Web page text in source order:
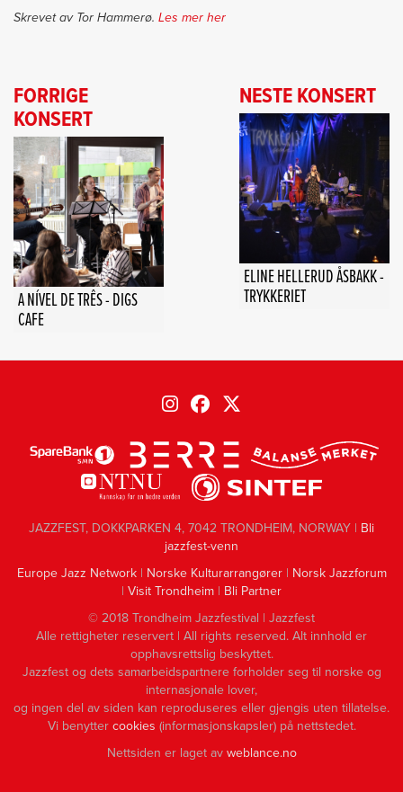
Skrevet av Tor Hammerø. Les mer her
FORRIGE
KONSERT
A NÍVEL DE TRÊS - DIGS
CAFE
NESTE KONSERT
ELINE HELLERUD ÅSBAKK -
TRYKKERIET
JAZZFEST, DOKKPARKEN 4, 7042 TRONDHEIM, NORWAY | Bli
jazzfest-venn
Europe Jazz Network| Norske Kulturarrangører| Norsk Jazzforum
| Visit Trondheim | Bli Partner
© 2018 Trondheim Jazzfestival | Jazzfest
Alle rettigheter reservert | All rights reserved. Alt innhold er
opphavsrettslig beskyttet.
Jazzfest og dets samarbeidspartnere forholder seg til norske og
internasjonale lover,
og ingen del av siden kan reproduseres eller gjengis uten tillatelse.
Vi benytter cookies (informasjonskapsler) på nettstedet.
Nettsiden er laget av weblance.no